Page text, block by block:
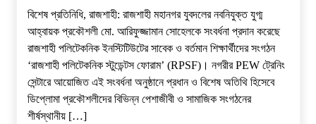
বিশেষ প্রতিনিধি, রাজশাহী: রাজশাহী মহানগর যুবদলের নবনিযুক্ত যুগ্ম
আহ্বায়ক প্রকৌশলী মো. আরিফুজ্জামান সোহেলকে সংবর্ধনা প্রদান করেছে
রাজশাহী পলিটেকনিক ইনস্টিটিউটের সাবেক ও বর্তমান শিক্ষার্থীদের সংগঠন
‘রাজশাহী পলিটেকনিক স্টুডেন্টস ফোরাম’ (RPSF)। ​নগরীর PEW ট্রেনিং
সেন্টারে আয়োজিত এই সংবর্ধনা অনুষ্ঠানে প্রধান ও বিশেষ অতিথি হিসেবে
ডিপ্লোমা প্রকৌশলীদের বিভিন্ন পেশাজীবী ও সামাজিক সংগঠনের
শীর্ষস্থানীয় […]